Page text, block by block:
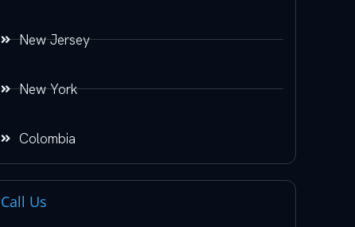
New Jersey
New York
Colombia
Call Us